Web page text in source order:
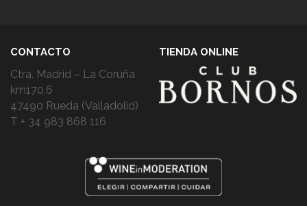
CONTACTO
Ctra. Madrid – La Coruña
km170,6
47490 Rueda (Valladolid)
T + 34 983 868 116
TIENDA ONLINE